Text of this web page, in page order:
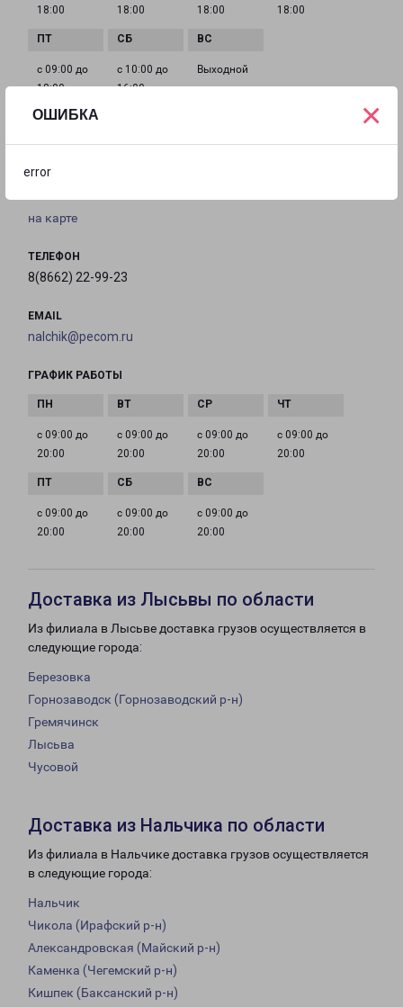
ОШИБКА
error
×
18:00 18:00 18:00 18:00
с 09:00 до
18:00
с 10:00 до
16:00
Выходной
город Нальчик, проспект Ленина, 48
на карте
ТЕЛЕФОН
8(8662) 22-99-23
EMAIL
nalchik@pecom.ru
ГРАФИК РАБОТЫ
с 09:00 до
20:00
с 09:00 до
20:00
с 09:00 до
20:00
с 09:00 до
20:00
с 09:00 до
20:00
с 09:00 до
20:00
с 09:00 до
20:00
Доставка из Лысьвы по области
Из филиала в Лысьве доставка грузов осуществляется в
следующие города:
Березовка
Горнозаводск (Горнозаводский р-н)
Гремячинск
Лысьва
Чусовой
Доставка из Нальчика по области
Из филиала в Нальчике доставка грузов осуществляется
в следующие города:
Нальчик
Чикола (Ирафский р-н)
Александровская (Майский р-н)
Каменка (Чегемский р-н)
Кишпек (Баксанский р-н)